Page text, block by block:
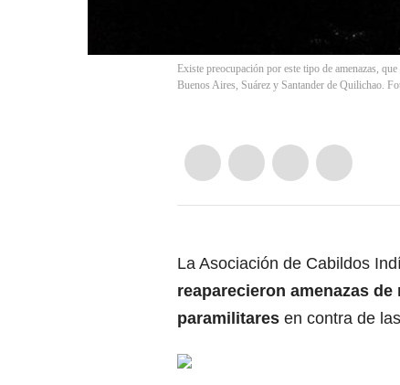
Existe preocupación por este tipo de amenazas,
Buenos Aires, Suárez y Santander de Quilichao.
La Asociación de Cabildos
reaparecieron amenazas
paramilitares en contra de